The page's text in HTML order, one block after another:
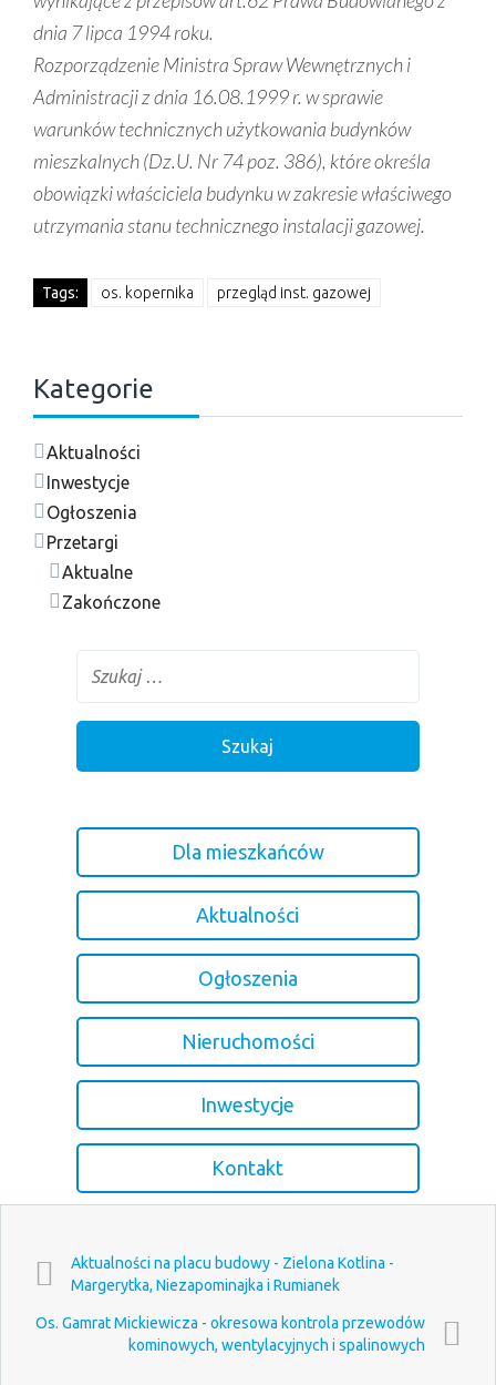
dnia 7 lipca 1994 roku.
Rozporządzenie Ministra Spraw Wewnętrznych i
Administracji z dnia 16.08.1999 r. w sprawie
warunków technicznych użytkowania budynków
mieszkalnych (Dz.U. Nr 74 poz. 386), które określa
obowiązki właściciela budynku w zakresie właściwego
utrzymania stanu technicznego instalacji gazowej.
Tags: os. kopernika przegląd inst. gazowej
Kategorie
Aktualności
Inwestycje
Ogłoszenia
Przetargi
Aktualne
Zakończone
Dla mieszkańców
Aktualności
Ogłoszenia
Nieruchomości
Inwestycje
Kontakt
Aktualności na placu budowy - Zielona Kotlina -
Margerytka, Niezapominajka i Rumianek
Os. Gamrat Mickiewicza - okresowa kontrola przewodów
kominowych, wentylacyjnych i spalinowych